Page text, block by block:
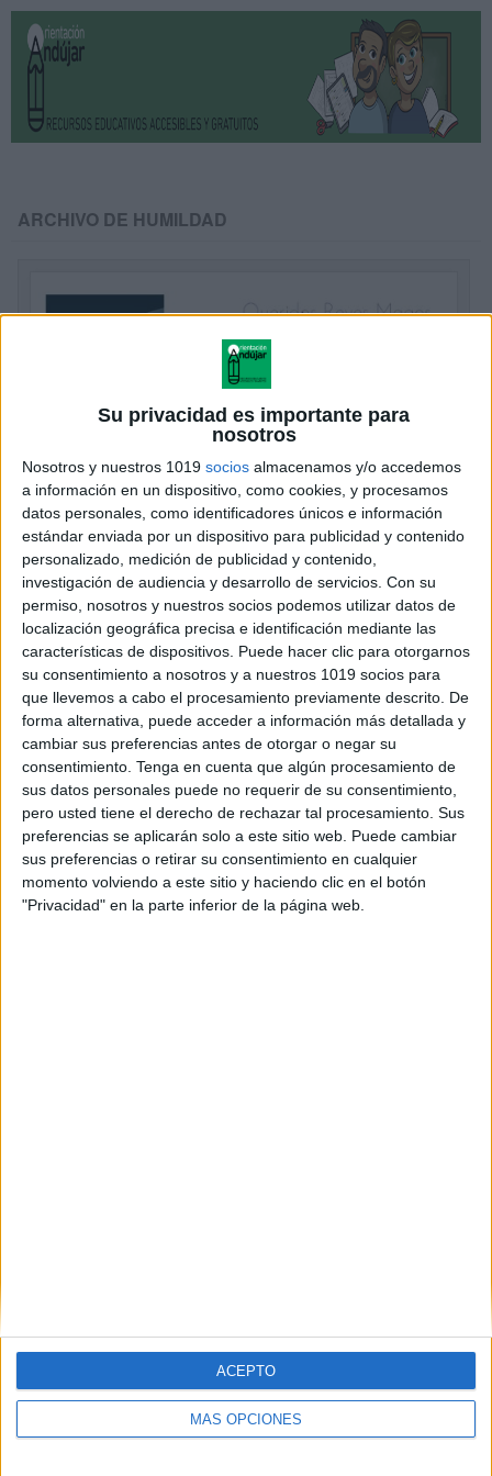
Su privacidad es importante para
nosotros
Nosotros y nuestros 1019 socios almacenamos y/o accedemos
a información en un dispositivo, como cookies, y procesamos
datos personales, como identificadores únicos e información
estándar enviada por un dispositivo para publicidad y contenido
personalizado, medición de publicidad y contenido,
investigación de audiencia y desarrollo de servicios. Con su
permiso, nosotros y nuestros socios podemos utilizar datos de
localización geográfica precisa e identificación mediante las
características de dispositivos. Puede hacer clic para otorgarnos
su consentimiento a nosotros y a nuestros 1019 socios para
que llevemos a cabo el procesamiento previamente descrito. De
forma alternativa, puede acceder a información más detallada y
cambiar sus preferencias antes de otorgar o negar su
consentimiento. Tenga en cuenta que algún procesamiento de
sus datos personales puede no requerir de su consentimiento,
pero usted tiene el derecho de rechazar tal procesamiento. Sus
preferencias se aplicarán solo a este sitio web. Puede cambiar
sus preferencias o retirar su consentimiento en cualquier
momento volviendo a este sitio y haciendo clic en el botón
"Privacidad" en la parte inferior de la página web.
MÁS OPCIONES
ACEPTO
ARCHIVO DE HUMILDAD
PRECIOSOS MODELOS DE CARTAS
REYES MAGOS 2023
Publicado el 1 enero, 2023
Escribir una carta a los Reyes Magos es una tradición
muy popular entre los niños en muchos países de
habla hispana. Cada año, a mediados de diciembre,
los niños se […]
SEGUIR LEYENDO
email